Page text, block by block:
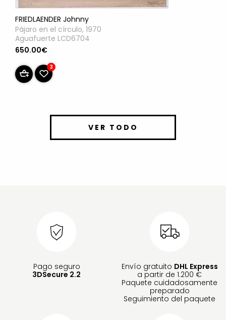
FRIEDLAENDER Johnny
Pájaro en el círculo, 1970
Aguafuerte LCD6704
650.00€
3
VER TODO
Pago seguro
3DSecure 2.2
Envío gratuito DHL Express
a partir de 1.200 €
Paquete cuidadosamente
preparado
Seguimiento del paquete